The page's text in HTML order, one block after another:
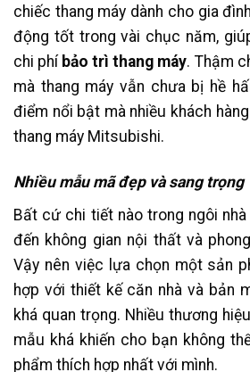
chiếc thang máy dành cho gia
động tốt trong vài chục năm,
chi phí bảo trì thang máy. Thậm
mà thang máy vẫn chưa bị hề
điểm nổi bật mà nhiều khách
thang máy Mitsubishi.
Nhiều mẫu mã đẹp và sang trọng
Bất cứ chi tiết nào trong ngôi
đến không gian nội thất và
Vậy nên việc lựa chọn một sản
hợp với thiết kế căn nhà và bản
khá quan trọng. Nhiều thương
mẫu khá khiến cho bạn không
phẩm thích hợp nhất với mình.